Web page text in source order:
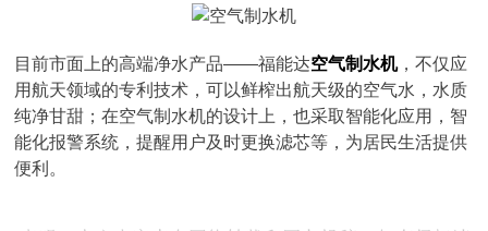
目前市面上的高端净水产品——福能达空气制水机，不仅应
用航天领域的专利技术，可以鲜榨出航天级的空气水，水质
纯净甘甜；在空气制水机的设计上，也采取智能化应用，智
能化报警系统，提醒用户及时更换滤芯等，为居民生活提供
便利。